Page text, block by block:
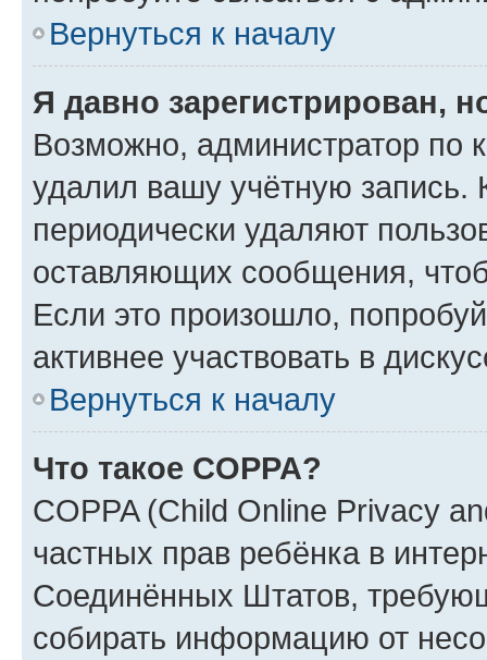
Вернуться к началу
Я давно зарегистрирован,
Возможно, администратор по
удалил вашу учётную запись.
периодически удаляют
оставляющих сообщения,
Если это произошло,
активнее участвовать в
Вернуться к началу
Что такое COPPA?
COPPA (Child Online Privacy
частных прав ребёнка в
Соединённых Штатов,
собирать информацию от